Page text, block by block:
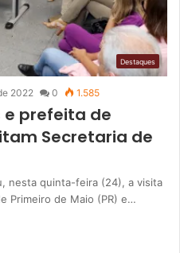
Destaques
2022 0 1.585
e prefeita de
Secretaria de
nesta quinta-feira (24), a visita
Primeiro de Maio (PR) e…